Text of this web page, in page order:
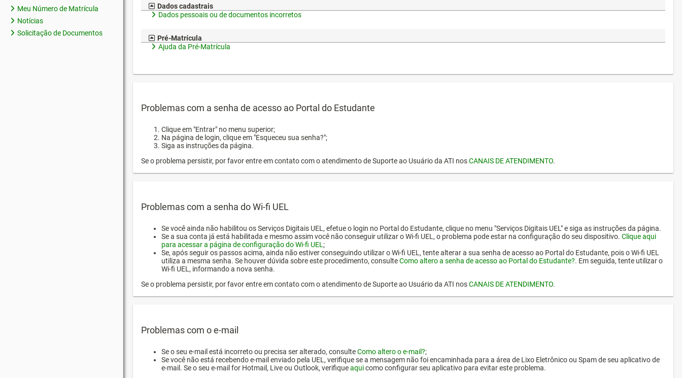
Meu Número de Matrícula
Notícias
Solicitação de Documentos
Dados cadastrais
Dados pessoais ou de documentos incorretos
Pré-Matrícula
Ajuda da Pré-Matrícula
Problemas com a senha de acesso ao Portal do Estudante
Clique em "Entrar" no menu superior;
Na página de login, clique em "Esqueceu sua senha?";
Siga as instruções da página.
Se o problema persistir, por favor entre em contato com o atendimento de Suporte ao Usuário da ATI nosCANAIS DE ATENDIMENTO.
Problemas com a senha do Wi-fi UEL
Se você ainda não habilitou os Serviços Digitais UEL, efetue o login no Portal do Estudante, clique no menu "Serviços Digitais UEL" e siga as instruções da página.
Se a sua conta já está habilitada e mesmo assim você não conseguir utilizar o Wi-fi UEL, o problema pode estar na configuração do seu dispositivo. Clique aqui
para acessar a página de configuração do Wi-fi UEL ;
Se, após seguir os passos acima, ainda não estiver conseguindo utilizar o Wi-fi UEL, tente alterar a sua senha de acesso ao Portal do Estudante, pois o Wi-fi UEL
utiliza a mesma senha. Se houver dúvida sobre este procedimento, consulteComo altero a senha de acesso ao Portal do Estudante?. Em seguida, tente utilizar o
Wi-fi UEL, informando a nova senha.
Se o problema persistir, por favor entre em contato com o atendimento de Suporte ao Usuário da ATI nosCANAIS DE ATENDIMENTO.
Problemas com o e-mail
Se o seu e-mail está incorreto ou precisa ser alterado, consulteComo altero o e-mail?;
Se você não está recebendo e-mail enviado pela UEL, verifique se a mensagem não foi encaminhada para a área de Lixo Eletrônico ou Spam de seu aplicativo de
e-mail. Se o seu e-mail for Hotmail, Live ou Outlook, verifiqueaquicomo configurar seu aplicativo para evitar este problema.